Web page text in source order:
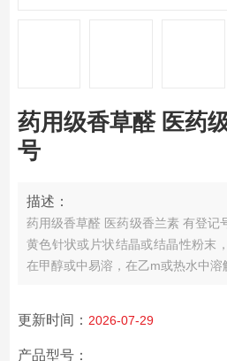
药用级香草醛 医药
号
描述：
药用级香草醛 医药级香兰素 有登记
黄色针状或片状结晶或结晶性粉末
在甲醇或中易溶，在乙m或热水中溶
更新时间： 2026-07-29
产品型号：